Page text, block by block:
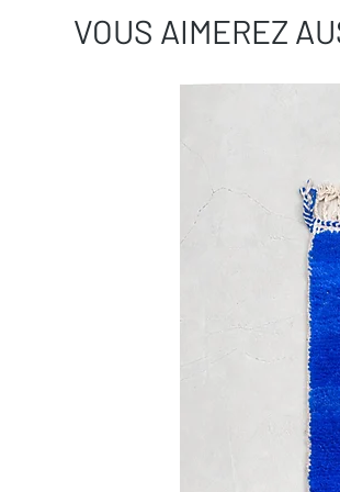
VOUS AIMEREZ